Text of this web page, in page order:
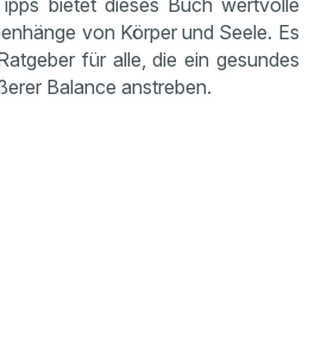
von Körper und Seele. Es
für alle, die ein gesundes
Balance anstreben.